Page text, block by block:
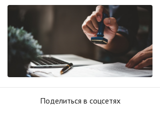
Поделиться в соцсетях